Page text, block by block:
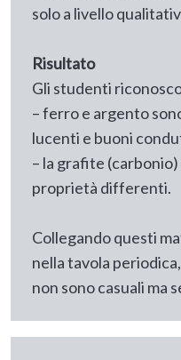
solo a livello
Risultato
Gli studenti
– ferro e argento
lucenti e buoni
– la grafite
proprietà differenti.
Collegando questi
nella tavola
non sono casuali ma